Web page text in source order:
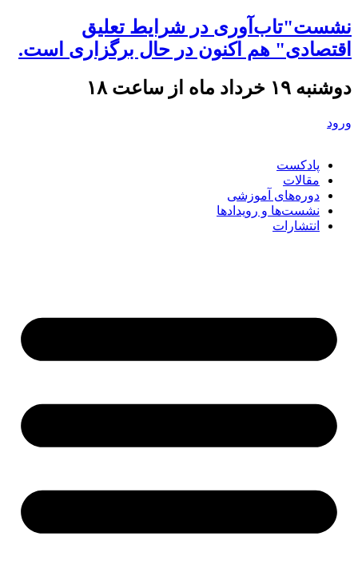
نشست"تاب‌آوری در شرایط تعلیق
اقتصادی" هم اکنون در حال برگزاری است.
دوشنبه ۱۹ خرداد ماه از ساعت ۱۸
ورود
پادکست
مقالات
دوره‌های آموزشی
نشست‌ها و رویدادها
انتشارات